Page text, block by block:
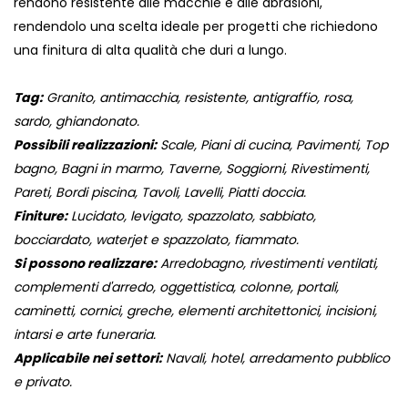
rendendolo una scelta ideale per progetti che richiedono
una finitura di alta qualità che duri a lungo.
Tag:Granito, antimacchia, resistente, antigraffio, rosa,
sardo, ghiandonato.
Possibili realizzazioni:Scale, Piani di cucina, Pavimenti, Top
bagno, Bagni in marmo, Taverne, Soggiorni, Rivestimenti,
Pareti, Bordi piscina, Tavoli, Lavelli, Piatti doccia.
Finiture:Lucidato, levigato, spazzolato, sabbiato,
bocciardato, waterjet e spazzolato, fiammato.
Si possono realizzare:Arredobagno, rivestimenti ventilati,
complementi d'arredo, oggettistica, colonne, portali,
caminetti, cornici, greche, elementi architettonici, incisioni,
intarsi e arte funeraria.
Applicabile nei settori:Navali, hotel, arredamento pubblico
e privato.